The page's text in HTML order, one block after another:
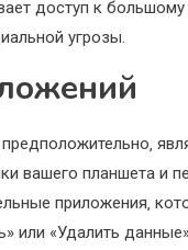
доступ к
угрозы.
вашего планшета и
приложения‚
«Удалить